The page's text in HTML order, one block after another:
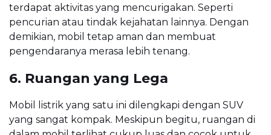
terdapat aktivitas yang mencurigakan. Seperti
pencurian atau tindak kejahatan lainnya. Dengan
demikian, mobil tetap aman dan membuat
pengendaranya merasa lebih tenang.
6. Ruangan yang Lega
Mobil listrik yang satu ini dilengkapi dengan SUV
yang sangat kompak. Meskipun begitu, ruangan di